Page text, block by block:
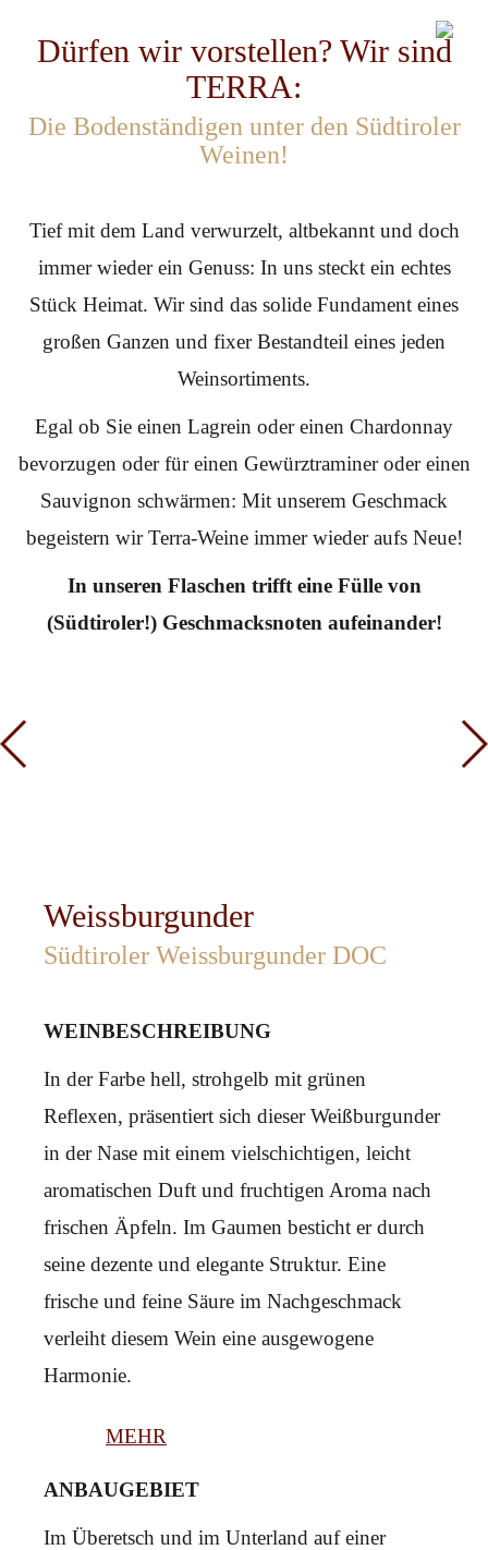
Dürfen wir vorstellen? Wir sind
TERRA:
Die Bodenständigen unter den Südtiroler
Weinen!
Tief mit dem Land verwurzelt, altbekannt und doch
immer wieder ein Genuss: In uns steckt ein echtes
Stück Heimat. Wir sind das solide Fundament eines
großen Ganzen und fixer Bestandteil eines jeden
Weinsortiments.
Egal ob Sie einen Lagrein oder einen Chardonnay
bevorzugen oder für einen Gewürztraminer oder einen
Sauvignon schwärmen: Mit unserem Geschmack
begeistern wir Terra-Weine immer wieder aufs Neue!
In unseren Flaschen trifft eine Fülle von
(Südtiroler!) Geschmacksnoten aufeinander!
Weissburgunder
Südtiroler Weissburgunder DOC
WEINBESCHREIBUNG
In der Farbe hell, strohgelb mit grünen
Reflexen, präsentiert sich dieser Weißburgunder
in der Nase mit einem vielschichtigen, leicht
aromatischen Duft und fruchtigen Aroma nach
frischen Äpfeln. Im Gaumen besticht er durch
seine dezente und elegante Struktur. Eine
frische und feine Säure im Nachgeschmack
verleiht diesem Wein eine ausgewogene
Harmonie.
MEHR
ANBAUGEBIET
Im Überetsch und im Unterland auf einer